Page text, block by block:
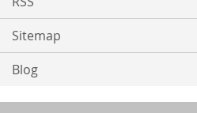
Sitemap
Blog